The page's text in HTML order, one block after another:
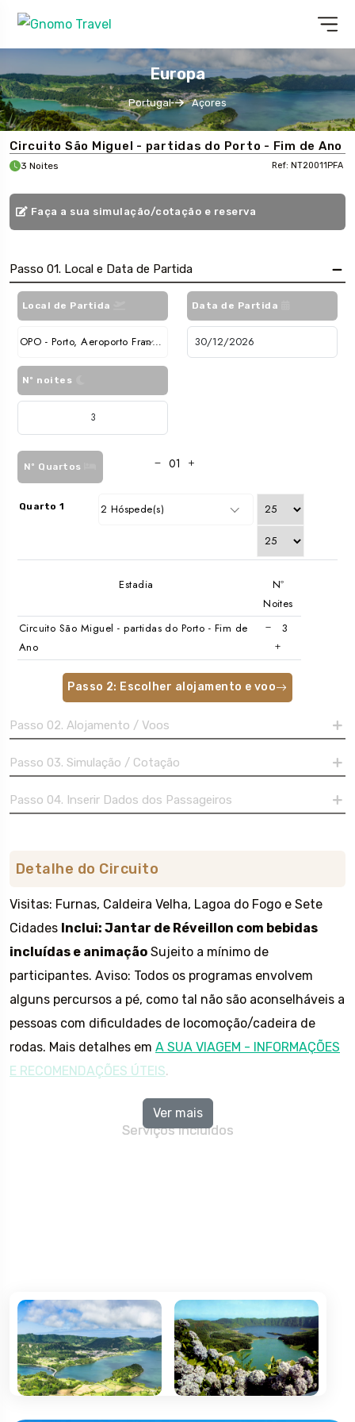
Europa
Portugal Açores
Circuito São Miguel - partidas do Porto - Fim de Ano
3 Noites Ref: NT20011PFA
Faça a sua simulação/cotação e reserva
Passo 01. Local e Data de Partida
Local de Partida
OPO - Porto, Aeroporto Francisco Sá Carneiro
Data de Partida
Nº noites
Nº Quartos
Quarto 1 2 Hóspede(s)
Estadia
Nº
Noites
Circuito São Miguel - partidas do Porto - Fim de
Ano
Passo 2: Escolher alojamento e voo
Passo 02. Alojamento / Voos
Passo 03. Simulação / Cotação
Passo 04. Inserir Dados dos Passageiros
Detalhe do Circuito
Visitas: Furnas, Caldeira Velha, Lagoa do Fogo e Sete
Cidades Inclui: Jantar de Réveillon com bebidas
incluídas e animação Sujeito a mínimo de
participantes. Aviso: Todos os programas envolvem
alguns percursos a pé, como tal não são aconselháveis a
pessoas com dificuldades de locomoção/cadeira de
rodas. Mais detalhes em A SUA VIAGEM - INFORMAÇÕES
E RECOMENDAÇÕES ÚTEIS.
Serviços Incluídos
bagagem até 23kg
Circuito em autocarro de turismo de acordo com o
itinerário Circuito em autocarro de turismo de acordo
com o itinerário
Ver mais